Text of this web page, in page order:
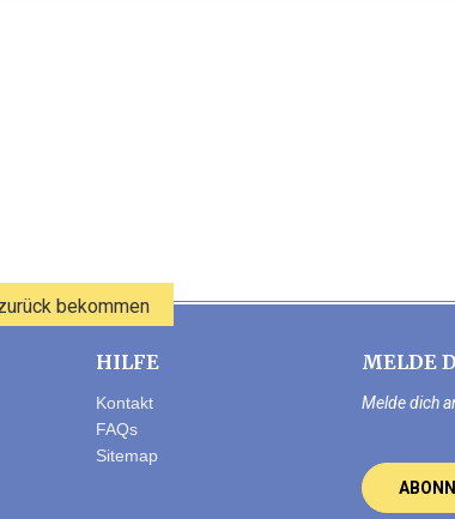
bekommen
HILFE
Kontakt
FAQs
Sitemap
MELDE
Melde dich